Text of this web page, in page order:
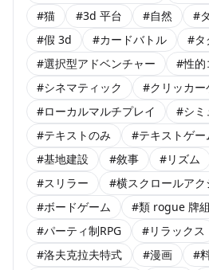
#猫
#3d 平台 #自然
#
#假 3d
#カードバトル
#タ
#選択型アドベンチャー
#性的
#シネマティック
#クリッカー
#ローカルマルチプレイ
#シミ
#テキストのみ
#テキストゲー
#基地建設
#敘事 #リズム
#スリラー
#横スクロールアク
#ボードゲーム
#類 rogue 牌
#パーティ制RPG
#リラックス
#洛夫克拉夫特式
#漫画 #